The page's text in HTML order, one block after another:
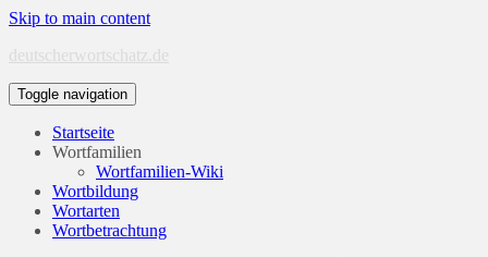
Skip to main content
deutscherwortschatz.de
Toggle navigation
Startseite
Wortfamilien
Wortfamilien-Wiki
Wortbildung
Wortarten
Wortbetrachtung